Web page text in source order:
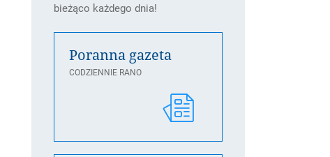
bieżąco każdego dnia!
Poranna gazeta
CODZIENNIE RANO